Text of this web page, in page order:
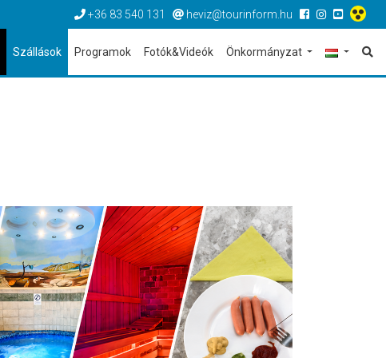
+36 83 540 131 heviz@tourinform.hu
Szállások Programok Fotók&Videók Önkormányzat